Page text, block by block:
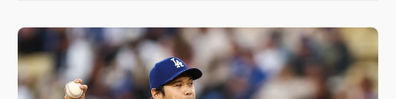
連根拔起
中颱白海豚風雨來了！中部以北防豪雨 今晚、明天影
響最劇烈